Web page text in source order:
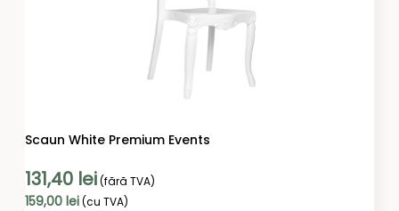
Scaun White Premium Events
131,40 lei(fără TVA)
159,00 lei(cu TVA)